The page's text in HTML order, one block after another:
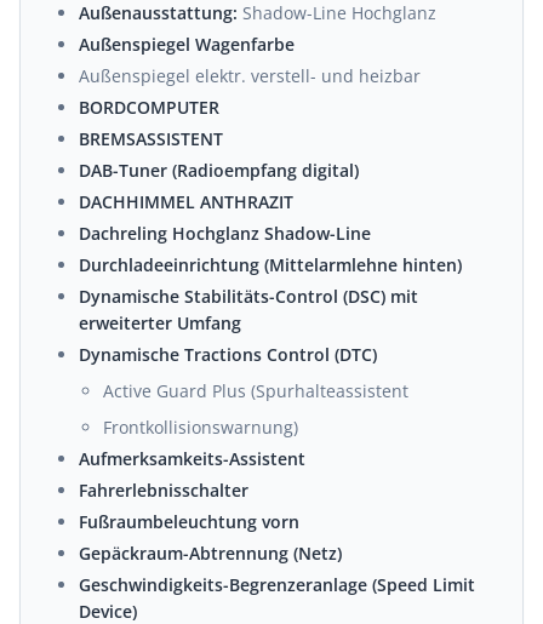
Außenausstattung: Shadow-Line Hochglanz
Außenspiegel Wagenfarbe
Außenspiegel elektr. verstell- und heizbar
BORDCOMPUTER
BREMSASSISTENT
DAB-Tuner (Radioempfang digital)
DACHHIMMEL ANTHRAZIT
Dachreling Hochglanz Shadow-Line
Durchladeeinrichtung (Mittelarmlehne hinten)
Dynamische Stabilitäts-Control (DSC) mit
erweiterter Umfang
Dynamische Tractions Control (DTC)
Active Guard Plus (Spurhalteassistent
Frontkollisionswarnung)
Aufmerksamkeits-Assistent
Fahrerlebnisschalter
Fußraumbeleuchtung vorn
Gepäckraum-Abtrennung (Netz)
Geschwindigkeits-Begrenzeranlage (Speed Limit
Device)